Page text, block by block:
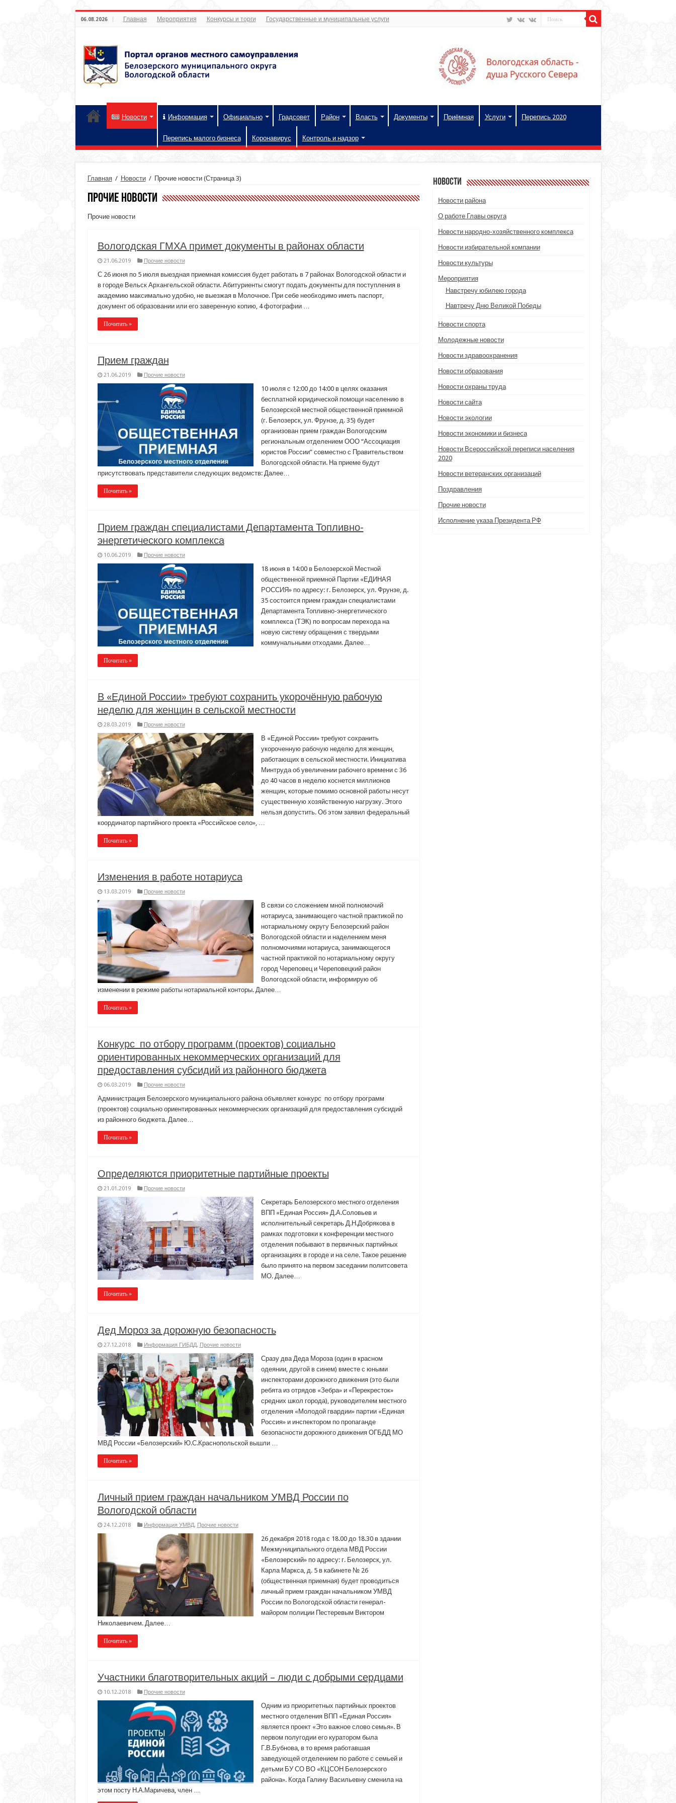
06.08.2026 Главная Мероприятия Конкурсы и торги Государственные и муниципальные услуги
Новости Информация Официально Градсовет Район Власть Документы Приёмная Услуги Перепись 2020
Перепись малого бизнеса Коронавирус Контроль и надзор
Главная / Новости / Прочие новости(Страница 3)
Прочие новости
Прочие новости
Вологодская ГМХА примет документы в районах области
21.06.2019 Прочие новости
С 26 июня по 5 июля выездная приемная комиссия будет работать в 7 районах Вологодской области и
в городе Вельск Архангельской области. Абитуриенты смогут подать документы для поступления в
академию максимально удобно, не выезжая в Молочное. При себе необходимо иметь паспорт,
документ об образовании или его заверенную копию, 4 фотографии …
Почитать »
Прием граждан
21.06.2019 Прочие новости
10 июля с 12:00 до 14:00 в целях оказания
бесплатной юридической помощи населению в
Белозерской местной общественной приемной
(г. Белозерск, ул. Фрунзе, д. 35) будет
организован прием граждан Вологодским
региональным отделением ООО “Ассоциация
юристов России” совместно с Правительством
Вологодской области. На приеме будут
присутствовать представители следующих ведомств: Далее…
Почитать »
Прием граждан специалистами Департамента Топливно-
энергетического комплекса
10.06.2019 Прочие новости
18 июня в 14:00 в Белозерской Местной
общественной приемной Партии «ЕДИНАЯ
РОССИЯ» по адресу: г. Белозерск, ул. Фрунзе, д.
35 состоится прием граждан специалистами
Департамента Топливно-энергетического
комплекса (ТЭК) по вопросам перехода на
новую систему обращения с твердыми
коммунальными отходами. Далее…
Почитать »
В «Единой России» требуют сохранить укорочённую рабочую
неделю для женщин в сельской местности
28.03.2019 Прочие новости
В «Единой России» требуют сохранить
укороченную рабочую неделю для женщин,
работающих в сельской местности. Инициатива
Минтруда об увеличении рабочего времени с 36
до 40 часов в неделю коснется миллионов
женщин, которые помимо основной работы несут
существенную хозяйственную нагрузку. Этого
нельзя допустить. Об этом заявил федеральный
координатор партийного проекта «Российское село», …
Почитать »
Изменения в работе нотариуса
13.03.2019 Прочие новости
В связи со сложением мной полномочий
нотариуса, занимающего частной практикой по
нотариальному округу Белозерский район
Вологодской области и наделением меня
полномочиями нотариуса, занимающегося
частной практикой по нотариальному округу
город Череповец и Череповецкий район
Вологодской области, информирую об
изменении в режиме работы нотариальной конторы. Далее…
Почитать »
Конкурс по отбору программ (проектов) социально
ориентированных некоммерческих организаций для
предоставления субсидий из районного бюджета
06.03.2019 Прочие новости
Администрация Белозерского муниципального района объявляет конкурс по отбору программ
(проектов) социально ориентированных некоммерческих организаций для предоставления субсидий
из районного бюджета. Далее…
Почитать »
Определяются приоритетные партийные проекты
21.01.2019 Прочие новости
Секретарь Белозерского местного отделения
ВПП «Единая Россия» Д.А.Соловьев и
исполнительный секретарь Д.Н.Добрякова в
рамках подготовки к конференции местного
отделения побывают в первичных партийных
организациях в городе и на селе. Такое решение
было принято на первом заседании политсовета
МО. Далее…
Почитать »
Дед Мороз за дорожную безопасность
27.12.2018 Информация ГИБДД, Прочие новости
Сразу два Деда Мороза (один в красном
одеянии, другой в синем) вместе с юными
инспекторами дорожного движения (это были
ребята из отрядов «Зебра» и «Перекресток»
средних школ города), руководителем местного
отделения «Молодой гвардии» партии «Единая
Россия» и инспектором по пропаганде
безопасности дорожного движения ОГБДД МО
МВД России «Белозерский» Ю.С.Краснопольской вышли …
Почитать »
Личный прием граждан начальником УМВД России по
Вологодской области
24.12.2018 Информация УМВД, Прочие новости
26 декабря 2018 года с 18.00 до 18.30 в здании
Межмуниципального отдела МВД России
«Белозерский» по адресу: г. Белозерск, ул.
Карла Маркса, д. 5 в кабинете № 26
(общественная приемная) будет проводиться
личный прием граждан начальником УМВД
России по Вологодской области генерал-
майором полиции Пестеревым Виктором
Николаевичем. Далее…
Почитать »
Участники благотворительных акций – люди с добрыми сердцами
10.12.2018 Прочие новости
Одним из приоритетных партийных проектов
местного отделения ВПП «Единая Россия»
является проект «Это важное слово семья». В
первом полугодии его куратором была
Г.В.Бубнова, в то время работавшая
заведующей отделением по работе с семьей и
детьми БУ СО ВО «КЦСОН Белозерского
района». Когда Галину Васильевну сменила на
этом посту Н.А.Маричева, член …
Новости
Новости района
О работе Главы округа
Новости народно-хозяйственного комплекса
Новости избирательной компании
Новости культуры
Мероприятия
Навстречу юбилею города
Навтречу Дню Великой Победы
Новости спорта
Молодежные новости
Новости здравоохранения
Новости образования
Новости охраны труда
Новости сайта
Новости экологии
Новости экономики и бизнеса
Новости Всероссийской переписи населения
2020
Новости ветеранских организаций
Поздравления
Прочие новости
Исполнение указа Президента РФ